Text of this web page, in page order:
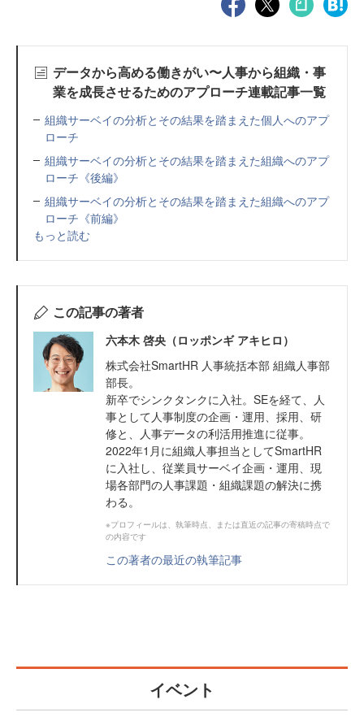
データから高める働きがい〜人事から組織・事
業を成長させるためのアプローチ連載記事一覧
組織サーベイの分析とその結果を踏まえた個人へのアプ
ローチ
組織サーベイの分析とその結果を踏まえた組織へのアプ
ローチ《後編》
組織サーベイの分析とその結果を踏まえた組織へのアプ
ローチ《前編》
もっと読む
この記事の著者
六本木 啓央（ロッポンギ アキヒロ）
株式会社SmartHR 人事統括本部 組織人事部
部長。
新卒でシンクタンクに入社。SEを経て、人
事として人事制度の企画・運用、採用、研
修と、人事データの利活用推進に従事。
2022年1月に組織人事担当としてSmartHR
に入社し、従業員サーベイ企画・運用、現
場各部門の人事課題・組織課題の解決に携
わる。
※プロフィールは、執筆時点、または直近の記事の寄稿時点で
の内容です
この著者の最近の執筆記事
イベント